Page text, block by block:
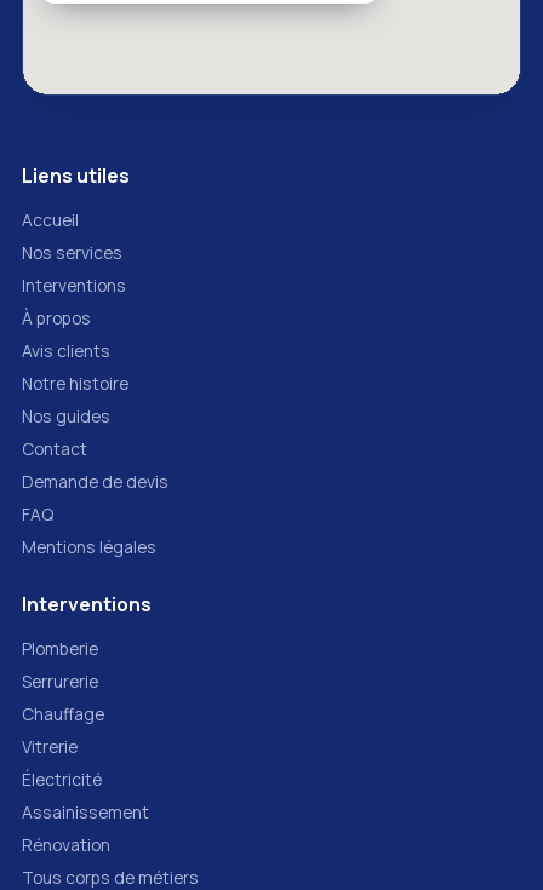
Liens utiles
Accueil
Nos services
Interventions
À propos
Avis clients
Notre histoire
Nos guides
Contact
Demande de devis
FAQ
Mentions légales
Interventions
Plomberie
Serrurerie
Chauffage
Vitrerie
Électricité
Assainissement
Rénovation
Tous corps de métiers